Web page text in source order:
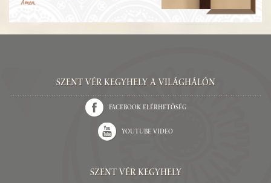
Szent Vér kegyhely a világhálón
Facebook elérhetőség
Youtube video
Szent Vér Kegyhely